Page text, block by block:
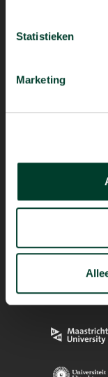
Statistieken
Marketing